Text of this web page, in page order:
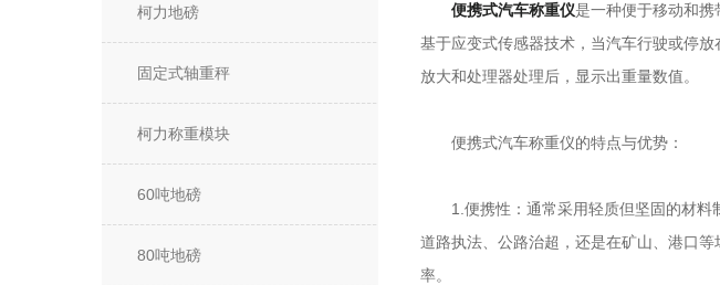
柯力地磅
固定式轴重秤
柯力称重模块
60吨地磅
80吨地磅
便携式汽车称重仪是一种便于移动和
基于应变式传感器技术，当汽车行驶或停
放大和处理器处理后，显示出重量数值。
便携式汽车称重仪的特点与优势：
1.便携性：通常采用轻质但坚固的材料
道路执法、公路治超，还是在矿山、港口
率。